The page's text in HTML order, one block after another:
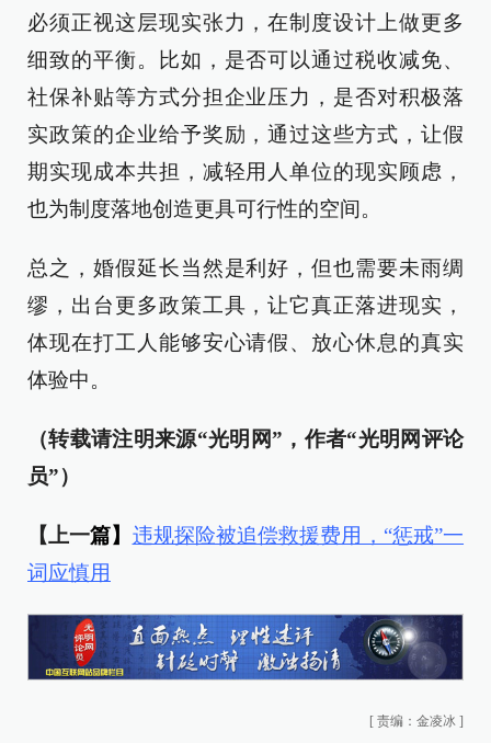
必须正视这层现实张力，在制度设计上做更多
细致的平衡。比如，是否可以通过税收减免、
社保补贴等方式分担企业压力，是否对积极落
实政策的企业给予奖励，通过这些方式，让假
期实现成本共担，减轻用人单位的现实顾虑，
也为制度落地创造更具可行性的空间。
总之，婚假延长当然是利好，但也需要未雨绸
缪，出台更多政策工具，让它真正落进现实，
体现在打工人能够安心请假、放心休息的真实
体验中。
（转载请注明来源“光明网”，作者“光明网评论
员”）
【上一篇】 违规探险被追偿救援费用，“惩戒”一
词应慎用
[ 责编：金凌冰 ]